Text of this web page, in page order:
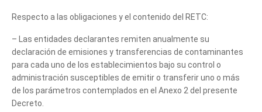
Respecto a las obligaciones y el contenido del RETC:
– Las entidades declarantes remiten anualmente su
declaración de emisiones y transferencias de contaminantes
para cada uno de los establecimientos bajo su control o
administración susceptibles de emitir o transferir uno o más
de los parámetros contemplados en el Anexo 2 del presente
Decreto.